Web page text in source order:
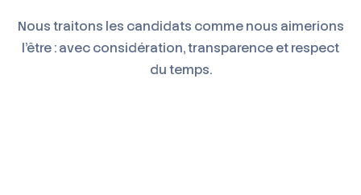
Nous traitons les candidats comme nous aimerions
l'être : avec considération, transparence et respect
du temps.